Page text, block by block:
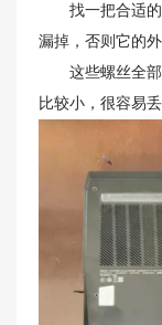
找一把合适的
漏掉，否则它的外
这些螺丝全部
比较小，很容易